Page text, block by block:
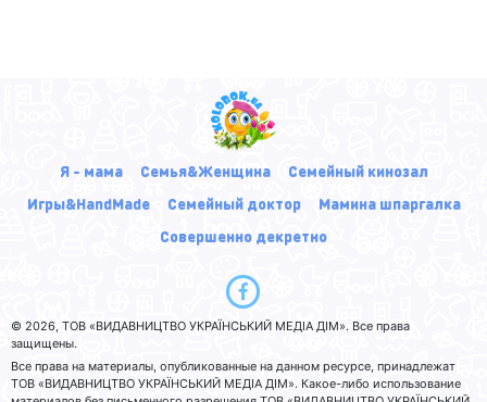
Я - мама Семья&Женщина
Семейный кинозал
Игры&HandMade
Семейный доктор
Мамина шпаргалка
Совершенно декретно
© 2026, ТОВ «ВИДАВНИЦТВО УКРАЇНСЬКИЙ МЕДІА ДІМ». Все права
защищены.
Все права на материалы, опубликованные на данном ресурсе, принадлежат
ТОВ «ВИДАВНИЦТВО УКРАЇНСЬКИЙ МЕДІА ДІМ». Какое-либо использование